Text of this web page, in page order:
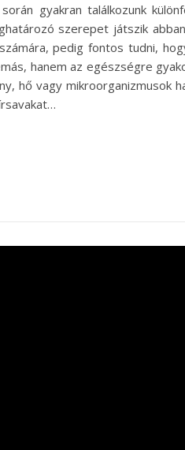
gyakran találkozunk
szerepet játszik
pedig fontos tudni,
hanem az egészségre
hő vagy mikroorganizmusok